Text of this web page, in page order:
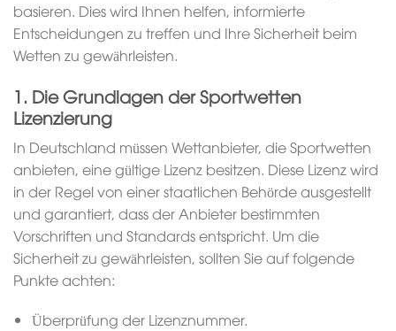
basieren. Dies wird Ihnen helfen, informierte
Entscheidungen zu treffen und Ihre Sicherheit beim
Wetten zu gewährleisten.
1. Die Grundlagen der Sportwetten
Lizenzierung
In Deutschland müssen Wettanbieter, die Sportwetten
anbieten, eine gültige Lizenz besitzen. Diese Lizenz wird
in der Regel von einer staatlichen Behörde ausgestellt
und garantiert, dass der Anbieter bestimmten
Vorschriften und Standards entspricht. Um die
Sicherheit zu gewährleisten, sollten Sie auf folgende
Punkte achten:
Überprüfung der Lizenznummer.